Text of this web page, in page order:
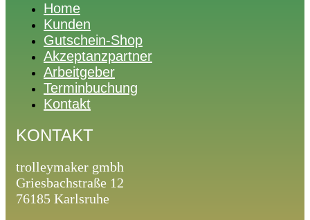
Home
Kunden
Gutschein-Shop
Akzeptanzpartner
Arbeitgeber
Terminbuchung
Kontakt
KONTAKT
trolleymaker gmbh
Griesbachstraße 12
76185 Karlsruhe